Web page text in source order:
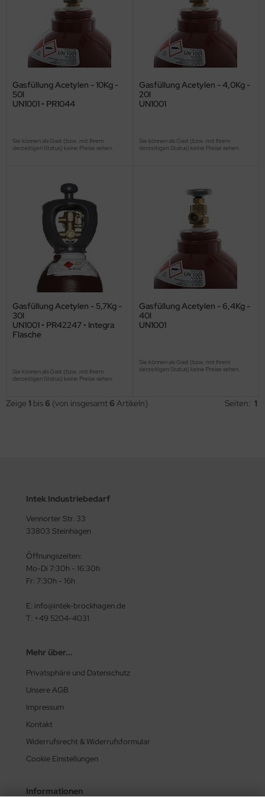
Gasfüllung Acetylen - 10Kg -
50l
UN1001 • PR1044
Sie können als Gast (bzw. mit Ihrem
derzeitigen Status) keine Preise sehen.
Gasfüllung Acetylen - 4,0Kg -
20l
UN1001
Sie können als Gast (bzw. mit Ihrem
derzeitigen Status) keine Preise sehen.
Gasfüllung Acetylen - 5,7Kg -
30l
UN1001 • PR42247 • Integra
Flasche
Sie können als Gast (bzw. mit Ihrem
derzeitigen Status) keine Preise sehen.
Gasfüllung Acetylen - 6,4Kg -
40l
UN1001
Sie können als Gast (bzw. mit Ihrem
derzeitigen Status) keine Preise sehen.
Zeige 1 bis 6 (von insgesamt 6 Artikeln) Seiten: 1
Intek Industriebedarf
Vennorter Str. 33
33803 Steinhagen
Öffnungszeiten:
Mo-Di 7:30h - 16:30h
Fr: 7:30h - 16h
E: info@intek-brockhagen.de
T: +49 5204-4031
Mehr über...
Privatsphäre und Datenschutz
Unsere AGB
Impressum
Kontakt
Widerrufsrecht & Widerrufsformular
Cookie Einstellungen
Informationen